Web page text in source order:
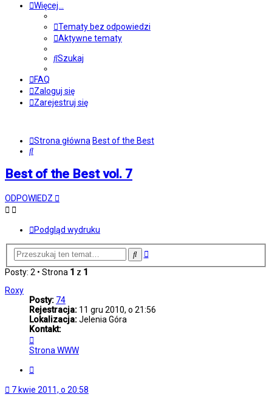
Więcej…
Tematy bez odpowiedzi
Aktywne tematy
Szukaj
FAQ
Zaloguj się
Zarejestruj się
Strona główna Best of the Best
Szukaj
Best of the Best vol. 7
ODPOWIEDZ
Podgląd wydruku
SzukajWyszukiwanie
Posty: 2 • Strona 1 z 1
Roxy
Posty: 74
Rejestracja: 11 gru 2010, o 21:56
Lokalizacja:Jelenia Góra
Kontakt:
się
z
Strona WWW
7 kwie 2011, o 20:58